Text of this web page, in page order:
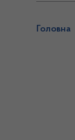
Головна